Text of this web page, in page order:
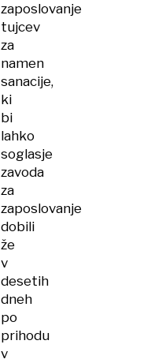
zaposlovanje
tujcev
za
namen
sanacije,
ki
bi
lahko
soglasje
zavoda
za
zaposlovanje
dobili
že
v
desetih
dneh
po
prihodu
v